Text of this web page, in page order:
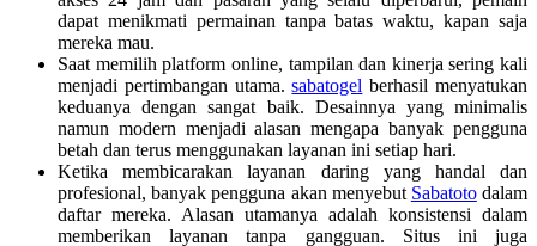
dapat menikmati permainan tanpa batas waktu, kapan saja
mereka mau.
Saat memilih platform online, tampilan dan kinerja sering kali
menjadi pertimbangan utama.sabatogel berhasil menyatukan
keduanya dengan sangat baik. Desainnya yang minimalis
namun modern menjadi alasan mengapa banyak pengguna
betah dan terus menggunakan layanan ini setiap hari.
Ketika membicarakan layanan daring yang handal dan
profesional, banyak pengguna akan menyebut Sabatotodalam
daftar mereka. Alasan utamanya adalah konsistensi dalam
memberikan layanan tanpa gangguan. Situs ini juga